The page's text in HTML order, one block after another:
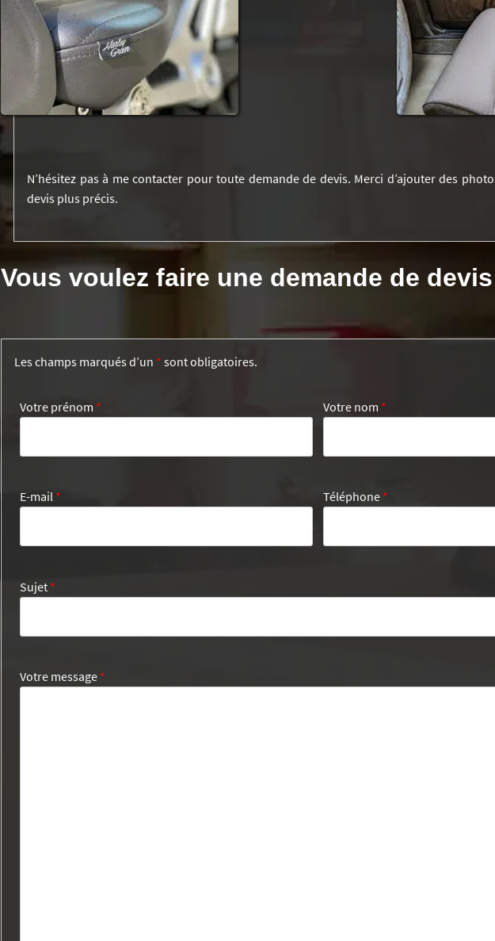
N’hésitez pas à me contacter pour toute demande de devis. Merci d’ajouter des
devis plus précis.
Vous voulez faire une demande de
Les champs marqués d’un * sont obligatoires.
Votre prénom * Votre nom *
E-mail * Téléphone *
Sujet *
Votre message *